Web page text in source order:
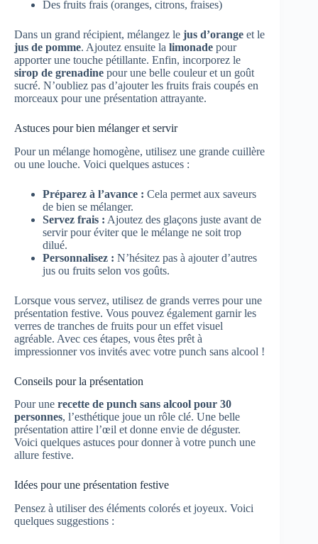
Des fruits frais (oranges, citrons, fraises)
Dans un grand récipient, mélangez le jus d’orange et le
jus de pomme. Ajoutez ensuite la limonade pour
apporter une touche pétillante. Enfin, incorporez le
sirop de grenadine pour une belle couleur et un goût
sucré. N’oubliez pas d’ajouter les fruits frais coupés en
morceaux pour une présentation attrayante.
Astuces pour bien mélanger et servir
Pour un mélange homogène, utilisez une grande cuillère
ou une louche. Voici quelques astuces :
Préparez à l’avance : Cela permet aux saveurs
de bien se mélanger.
Servez frais : Ajoutez des glaçons juste avant de
servir pour éviter que le mélange ne soit trop
dilué.
Personnalisez : N’hésitez pas à ajouter d’autres
jus ou fruits selon vos goûts.
Lorsque vous servez, utilisez de grands verres pour une
présentation festive. Vous pouvez également garnir les
verres de tranches de fruits pour un effet visuel
agréable. Avec ces étapes, vous êtes prêt à
impressionner vos invités avec votre punch sans alcool !
Conseils pour la présentation
Pour une recette de punch sans alcool pour 30
personnes, l’esthétique joue un rôle clé. Une belle
présentation attire l’œil et donne envie de déguster.
Voici quelques astuces pour donner à votre punch une
allure festive.
Idées pour une présentation festive
Pensez à utiliser des éléments colorés et joyeux. Voici
quelques suggestions :